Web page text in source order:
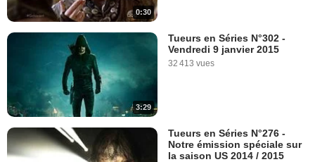
0:30
3:29
Tueurs en Séries N°302 -
Vendredi 9 janvier 2015
32 413 vues
Tueurs en Séries N°276 -
Notre émission spéciale sur
la saison US 2014 / 2015